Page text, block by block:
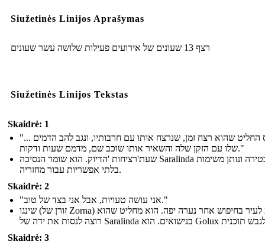
Siužetinės Linijos Aprašymas
רצף 13 שעונים של אירועים פעילות שלושה עשר שעונים
Siužetinės Linijos Tekstas
Skaidrė: 1
"... הדוכס החליט שהוא רצח זמן, שנרצח אותו עם חרבותיו, ונגב להב הדמים
שלו עם הזקן שלה והשאיר אותו שוכב שם, מדמם שעות ודקות."
שעת'רציחות 'הדיוק. הוא שומר הנסיכה Saralinda נעול בטירה ונותן משימות
בלתי אפשריות עבור מחזריה.
Skaidrė: 2
"אני עושה טעויות, אבל אני בצד של טוב."
שינגו (זורן של Zorna) מגיע לעיר בחיפוש אחר נערה יפה. הוא מחליט שהוא
Skaidrė: 3